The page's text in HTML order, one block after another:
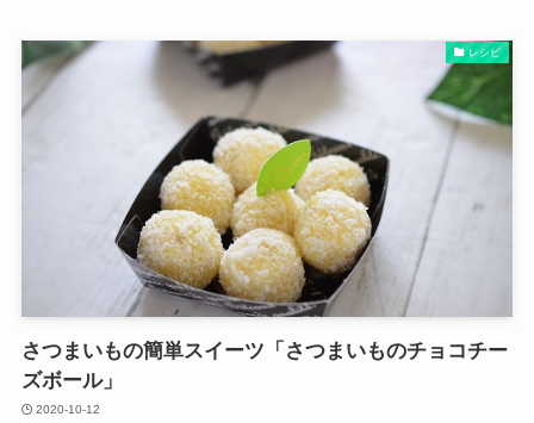
レシピ
さつまいもの簡単スイーツ「さつまいものチョコチー
ズボール」
2020-10-12